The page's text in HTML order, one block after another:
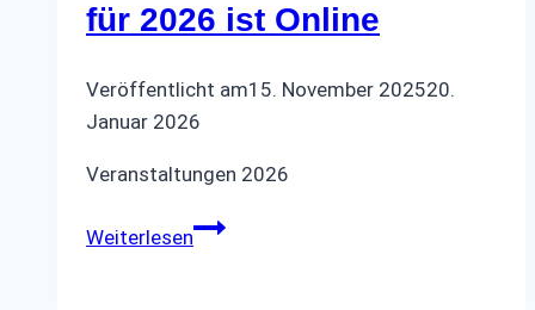
für 2026 ist Online
Veröffentlicht am15. November 202520.
Januar 2026
Veranstaltungen 2026
WeiterlesenDer